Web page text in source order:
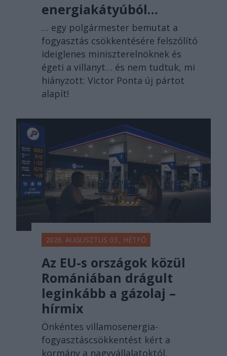
energiakátyúból…
… egy polgármester bemutat a
fogyasztás csökkentésére felszólító
ideiglenes miniszterelnöknek és
égeti a villanyt… és nem tudtuk, mi
hiányzott: Victor Ponta új pártot
alapít!
2026. AUGUSZTUS 03., HÉTFŐ
Az EU-s országok közül
Romániában drágult
leginkább a gázolaj –
hírmix
Önkéntes villamosenergia-
fogyasztáscsökkentést kért a
kormány a nagyvállalatoktól.